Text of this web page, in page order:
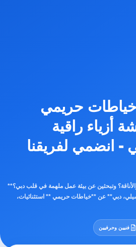
حريمي
أزياء راقية
- انضمي لفريقنا
وتبحثين عن بيئة عمل ملهمة في قلب دبي؟**
دبي** عن **خياطات حريمي ** استثنائيات،
فنيين وحرفيين